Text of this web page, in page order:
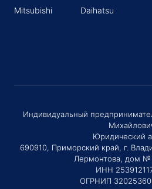
Mitsubishi
Daihatsu
Индивидуальный
Юридический
690910, Приморский край, г.
Лермонтова, дом №
ИНН
ОГРНИП